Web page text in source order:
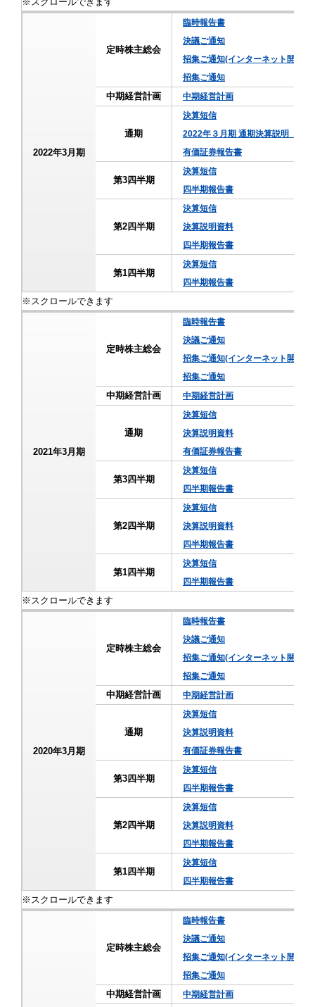
2022年3月期
定時株主総会
臨時報告書
決議ご通知
招集ご通知(インターネット開示事
招集ご通知
中期経営計画 中期経営計画
通期
決算短信
2022年３月期 通期決算説明（事
有価証券報告書
第3四半期
決算短信
四半期報告書
第2四半期
決算短信
決算説明資料
四半期報告書
第1四半期
決算短信
四半期報告書
2021年3月期
定時株主総会
臨時報告書
決議ご通知
招集ご通知(インターネット開示事
招集ご通知
中期経営計画 中期経営計画
通期
決算短信
決算説明資料
有価証券報告書
第3四半期
決算短信
四半期報告書
第2四半期
決算短信
決算説明資料
四半期報告書
第1四半期
決算短信
四半期報告書
2020年3月期
定時株主総会
臨時報告書
決議ご通知
招集ご通知(インターネット開示事
招集ご通知
中期経営計画 中期経営計画
通期
決算短信
決算説明資料
有価証券報告書
第3四半期
決算短信
四半期報告書
第2四半期
決算短信
決算説明資料
四半期報告書
第1四半期
決算短信
四半期報告書
定時株主総会
臨時報告書
決議ご通知
招集ご通知(インターネット開示事
招集ご通知
中期経営計画 中期経営計画